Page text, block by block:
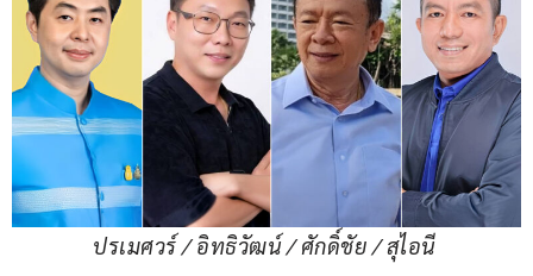
ปรเมศวร์ / อิทธิวัฒน์ / ศักดิ์ชัย / สุไอนี